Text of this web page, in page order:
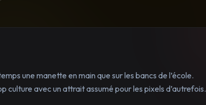
une manette en main que sur les bancs de l’école.
culture avec un attrait assumé pour les pixels d’autrefois.